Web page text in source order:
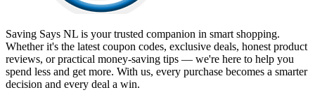
Saving Says NL is your trusted companion in smart shopping.
Whether it's the latest coupon codes, exclusive deals, honest product
reviews, or practical money-saving tips — we're here to help you
spend less and get more. With us, every purchase becomes a smarter
decision and every deal a win.